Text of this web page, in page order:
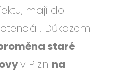
mají do
Důkazem
staré
v Plzni na